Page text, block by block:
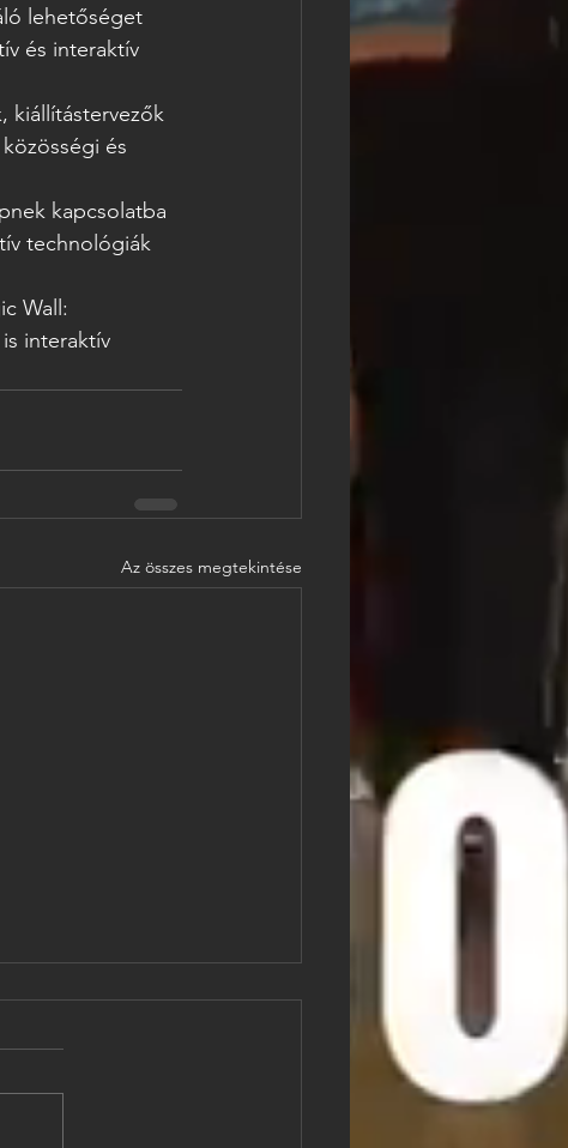
lehetőséget
és interaktív
kiállítástervezők
és
kapcsolatba
technológiák
Wall:
interaktív
Az összes megtekintése